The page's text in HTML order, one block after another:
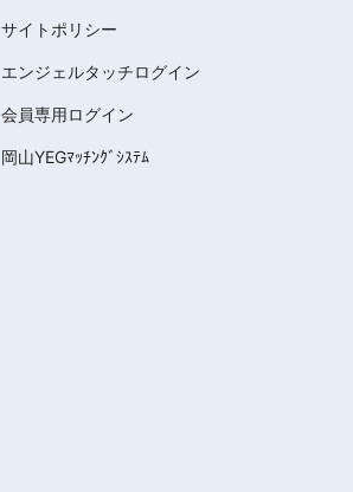
サイトポリシー
エンジェルタッチログイン
会員専用ログイン
岡山YEGﾏｯﾁﾝｸﾞｼｽﾃﾑ